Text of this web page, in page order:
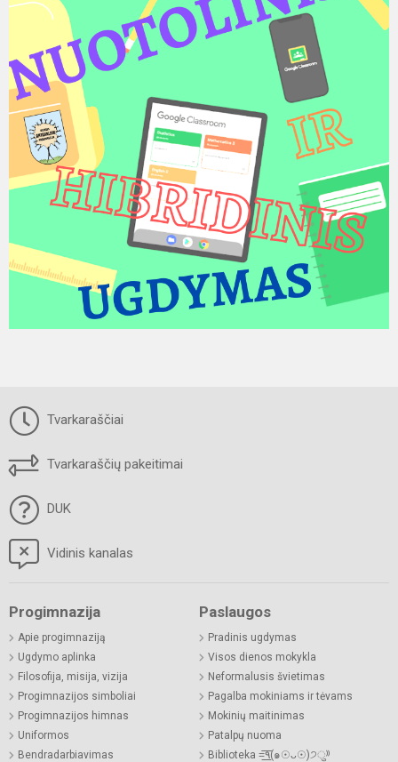
Tvarkaraščiai
Tvarkaraščių pakeitimai
DUK
Vidinis kanalas
Progimnazija
Apie progimnaziją
Ugdymo aplinka
Filosofija, misija, vizija
Progimnazijos simboliai
Progimnazijos himnas
Uniformos
Bendradarbiavimas
Paslaugos
Pradinis ugdymas
Visos dienos mokykla
Neformalusis švietimas
Pagalba mokiniams ir tėvams
Mokinių maitinimas
Patalpų nuoma
Biblioteka =͟͟͞͞٩(๑☉ᴗ☉)੭ु⁾⁾